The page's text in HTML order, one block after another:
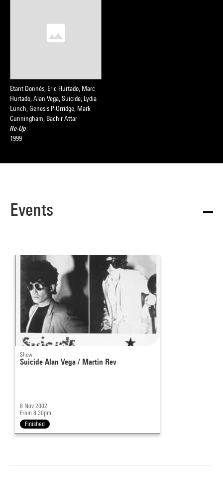
Etant Donnés, Eric Hurtado, Marc
Hurtado, Alan Vega, Suicide, Lydia
Lunch, Genesis P-Orridge, Mark
Cunningham, Bachir Attar
Re-Up
1999
Events
Show
Suicide Alan Vega / Martin Rev
8 Nov 2002
From 8:30pm
Finished